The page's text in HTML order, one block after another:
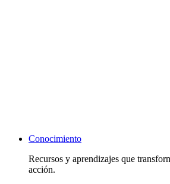
Conocimiento
Recursos y aprendizajes que
acción.